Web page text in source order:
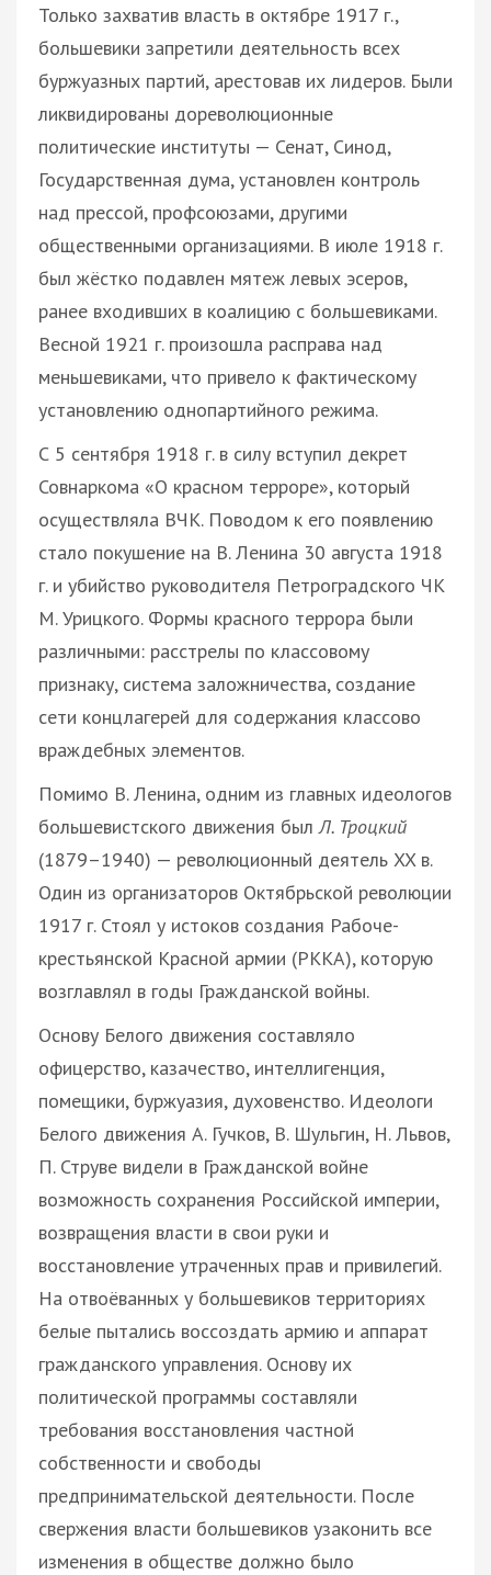
Только захватив власть в октябре 1917 г.,
большевики запретили деятельность всех
буржуазных партий, арестовав их лидеров. Были
ликвидированы дореволюционные
политические институты — Сенат, Синод,
Государственная дума, установлен контроль
над прессой, профсоюзами, другими
общественными организациями. В июле 1918 г.
был жёстко подавлен мятеж левых эсеров,
ранее входивших в коалицию с большевиками.
Весной 1921 г. произошла расправа над
меньшевиками, что привело к фактическому
установлению однопартийного режима.
С 5 сентября 1918 г. в силу вступил декрет
Совнаркома «О красном терроре», который
осуществляла ВЧК. Поводом к его появлению
стало покушение на В. Ленина 30 августа 1918
г. и убийство руководителя Петроградского ЧК
М. Урицкого. Формы красного террора были
различными: расстрелы по классовому
признаку, система заложничества, создание
сети концлагерей для содержания классово
враждебных элементов.
Помимо В. Ленина, одним из главных идеологов
большевистского движения былЛ. Троцкий
(1879–1940) — революционный деятель XX в.
Один из организаторов Октябрьской революции
1917 г. Стоял у истоков создания Рабоче-
крестьянской Красной армии (РККА), которую
возглавлял в годы Гражданской войны.
Основу Белого движения составляло
офицерство, казачество, интеллигенция,
помещики, буржуазия, духовенство. Идеологи
Белого движения А. Гучков, В. Шульгин, Н. Львов,
П. Струве видели в Гражданской войне
возможность сохранения Российской империи,
возвращения власти в свои руки и
восстановление утраченных прав и привилегий.
На отвоёванных у большевиков территориях
белые пытались воссоздать армию и аппарат
гражданского управления. Основу их
политической программы составляли
требования восстановления частной
собственности и свободы
предпринимательской деятельности. После
свержения власти большевиков узаконить все
изменения в обществе должно было